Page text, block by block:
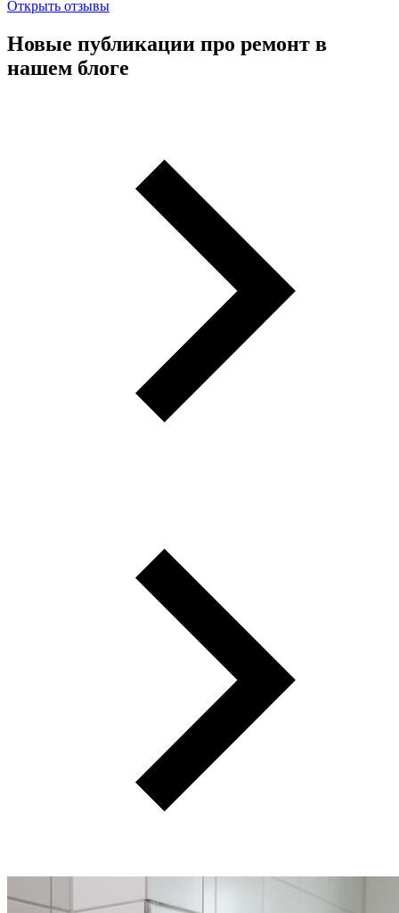
Открыть отзывы
Новые публикации про ремонт в
нашем блоге